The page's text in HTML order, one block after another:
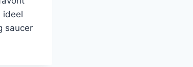
ideel
saucer